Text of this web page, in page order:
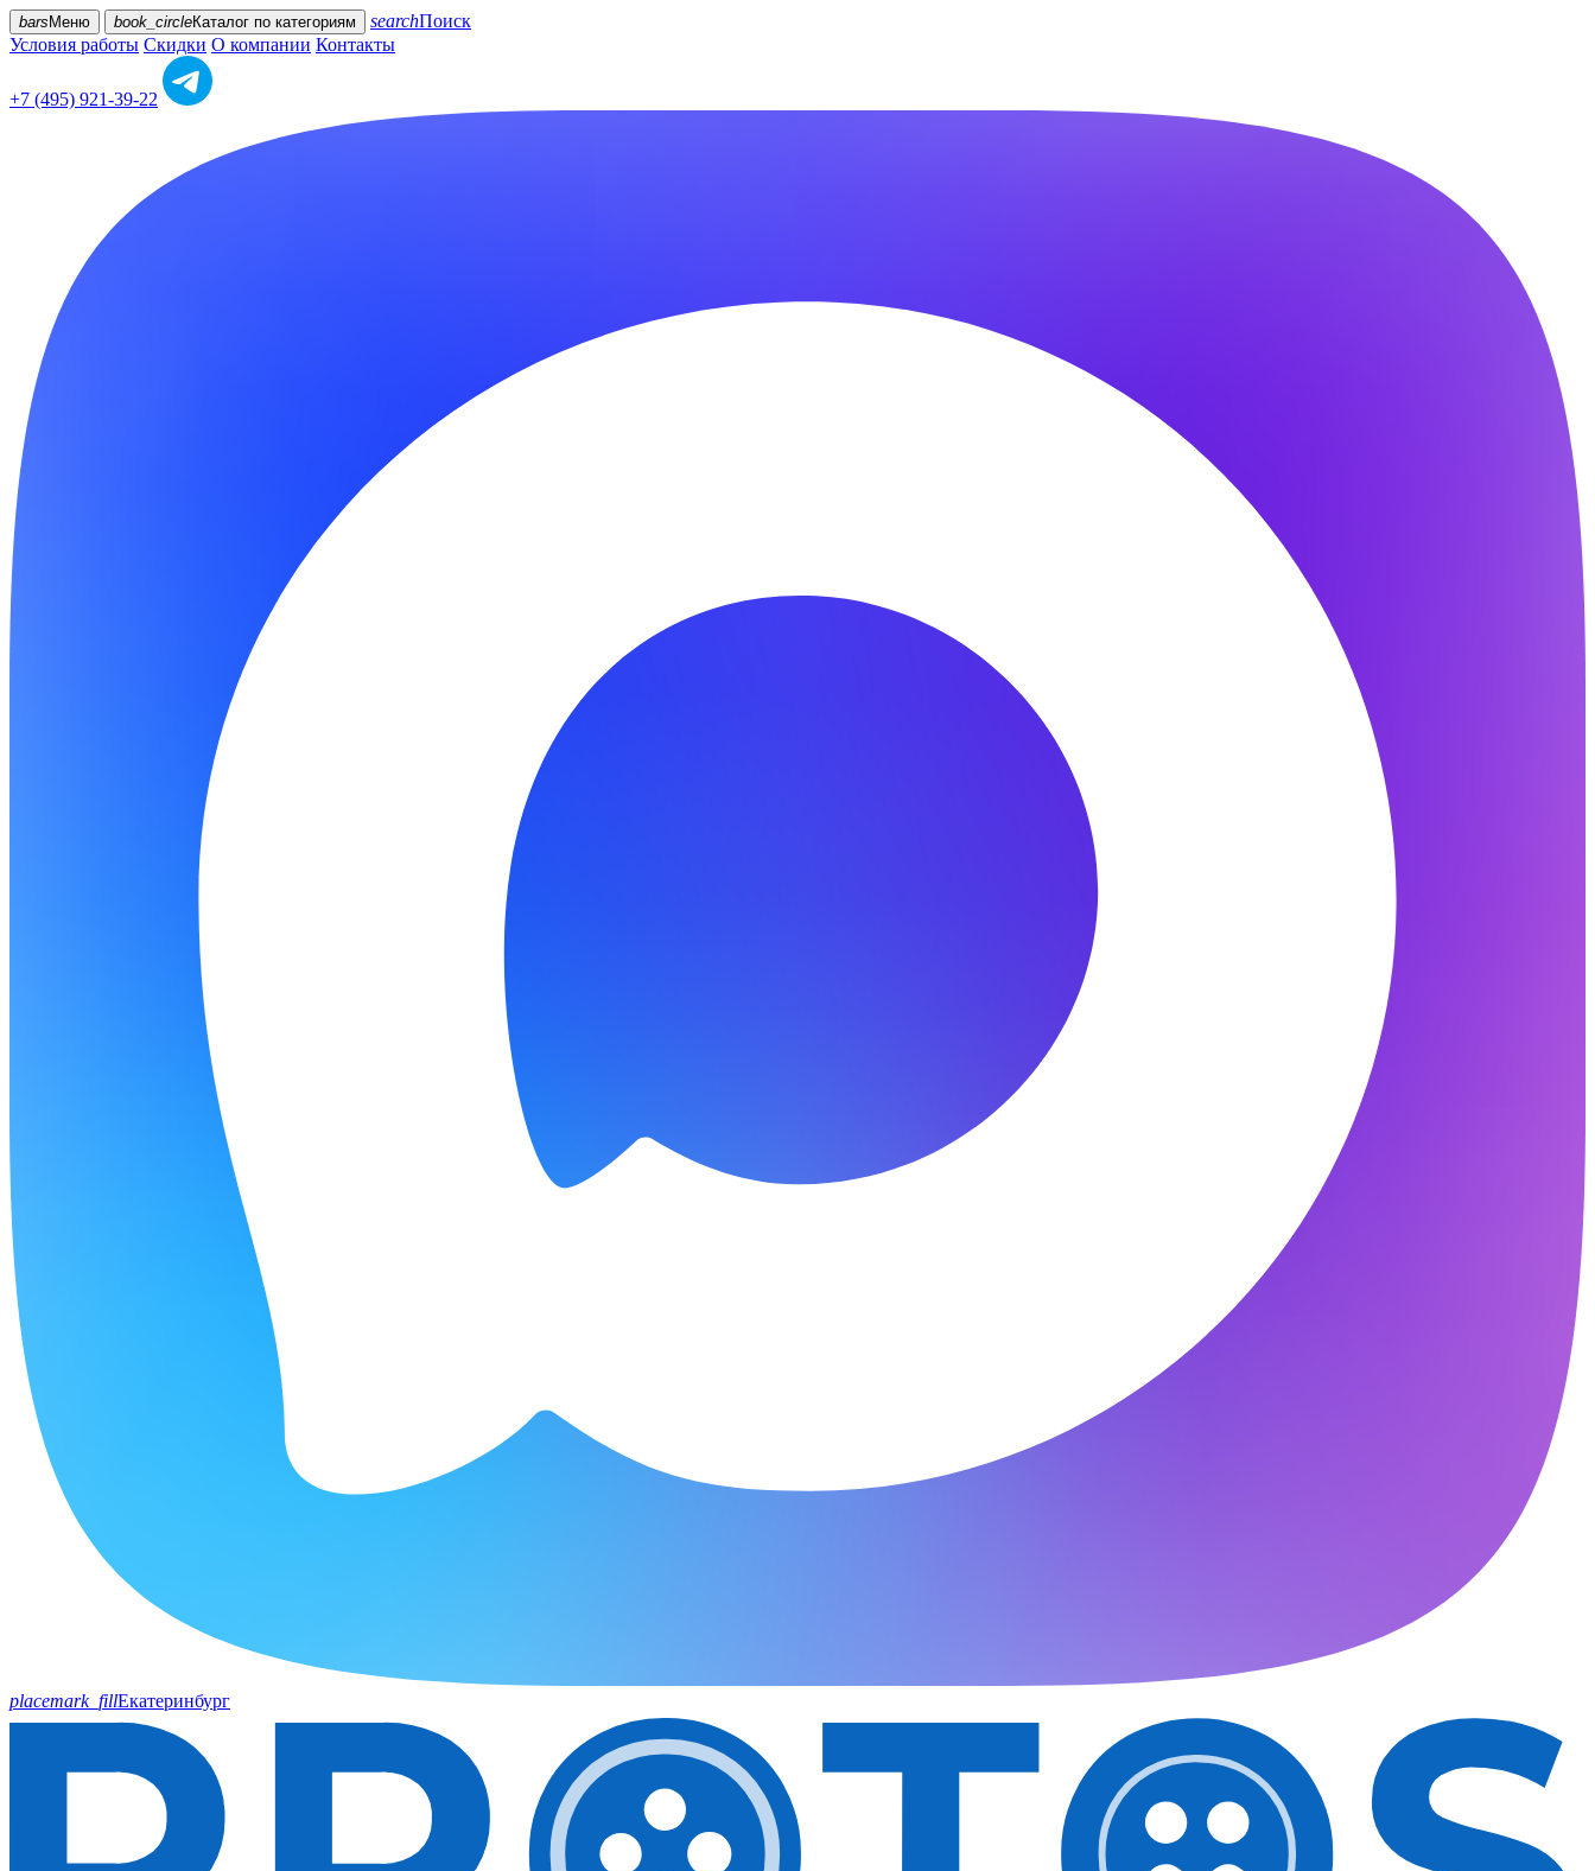
bars Меню book_circleКаталог по категориям searchПоиск
Условия работы Скидки О компании Контакты
+7 (495) 921-39-22
placemark_fillЕкатеринбург